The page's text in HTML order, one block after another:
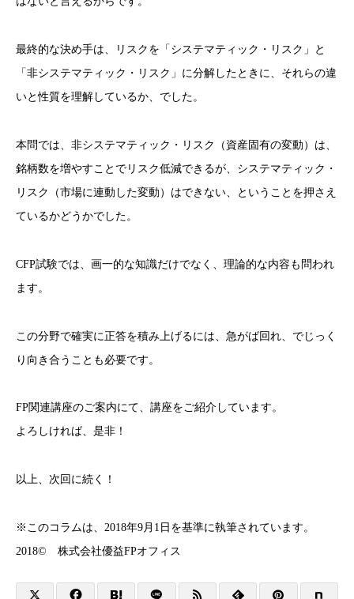
最終的な決め手は、リスクを「システマティック・リスク」と
「非システマティック・リスク」に分解したときに、それらの違
いと性質を理解しているか、でした。
本問では、非システマティック・リスク（資産固有の変動）は、
銘柄数を増やすことでリスク低減できるが、システマティック・
リスク（市場に連動した変動）はできない、ということを押さえ
ているかどうかでした。
CFP試験では、画一的な知識だけでなく、理論的な内容も問われ
ます。
この分野で確実に正答を積み上げるには、急がば回れ、でじっく
り向き合うことも必要です。
FP関連講座のご案内にて、講座をご紹介しています。
よろしければ、是非！
以上、次回に続く！
※このコラムは、2018年9月1日を基準に執筆されています。
2018© 株式会社優益FPオフィス